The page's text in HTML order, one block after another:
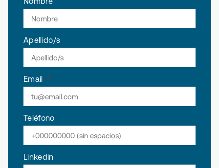
Apellido/s
Email
Teléfono
Linkedin